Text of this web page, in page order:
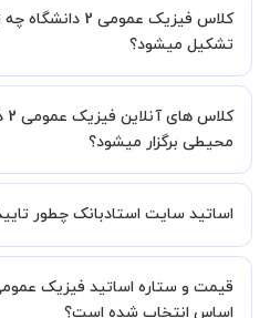
هستند اما در صورتیکه مایل هستید کلاس
آشنایان خود به صورت گروهی برگزار
ی کل جلسه اضافه خواهد شد.
کلاس فیزیک عمومی 2
تشکیل میشود؟
شما و استاد تعیین خواهد شد.
همچنین کلاس های خصوصی به طور کلی در
کلاس در یک مکان عمومی مانند کتابخانه
انجام دهید.
محیطی برگزار میشود؟
اساتید سایت استادبانک چطور
در صورت رضایت از شیوه تدریس، استاد
دریافت میکند.
اساس انتخاب شده است؟